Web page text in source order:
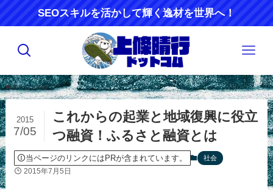
SEOスキルを活かして輝く逸材を世界へ！
ホーム 社会
これからの起業と地域復興に役立
つ融資！ふるさと融資とは
2015
7/05
当ページのリンクにはPRが含まれています。 社会
2015年7月5日